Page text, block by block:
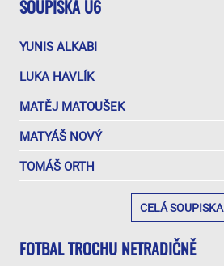
SOUPISKA U6
YUNIS ALKABI
LUKA HAVLÍK
MATĚJ MATOUŠEK
MATYÁŠ NOVÝ
TOMÁŠ ORTH
CELÁ SOUPISKA
FOTBAL TROCHU NETRADIČNĚ